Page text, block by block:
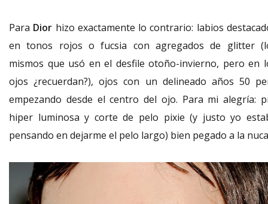
Para Dior hizo exactamente lo contrario: labios
en tonos rojos o fucsia con agregados de glitter
mismos que usó en el desfile otoño-invierno, pero en
ojos ¿recuerdan?), ojos con un delineado años 50
empezando desde el centro del ojo. Para mi alegría:
hiper luminosa y corte de pelo pixie (y justo yo
pensando en dejarme el pelo largo) bien pegado a la